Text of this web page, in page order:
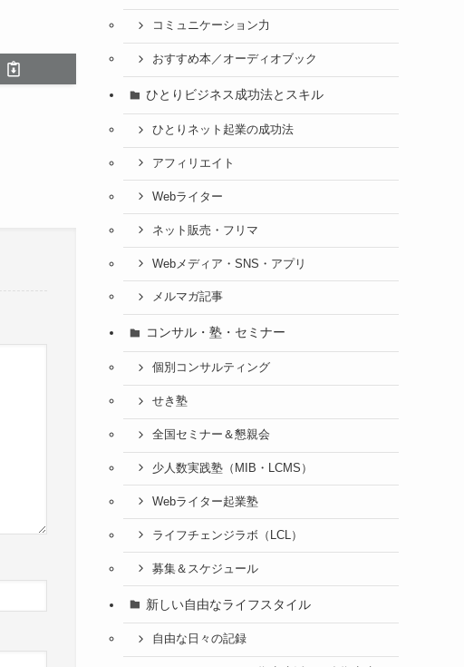
コミュニケーション力
おすすめ本／オーディオブック
ひとりビジネス成功法とスキル
ひとりネット起業の成功法
アフィリエイト
Webライター
ネット販売・フリマ
Webメディア・SNS・アプリ
メルマガ記事
コンサル・塾・セミナー
個別コンサルティング
せき塾
全国セミナー＆懇親会
少人数実践塾（MIB・LCMS）
Webライター起業塾
ライフチェンジラボ（LCL）
募集＆スケジュール
新しい自由なライフスタイル
自由な日々の記録